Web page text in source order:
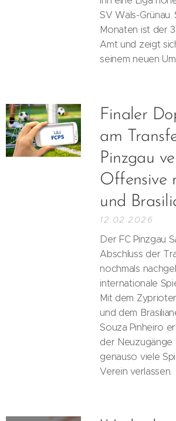
SV Wals-
Monaten ist der
Amt und zeigt
seinem neuen
Finaler
am
Pinzgau
Offensive
und
12.02.2026
Der FC Pinzgau
Abschluss der
nochmals
internationale
Mit dem
und dem
Souza Pinheiro
der Neuzugänge
genauso viele
Verein verlassen.